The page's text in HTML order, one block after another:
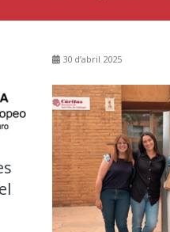
30 d’abril 2025